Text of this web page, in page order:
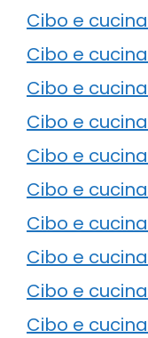
Cibo e
Cibo e
Cibo e
Cibo e
Cibo e
Cibo e
Cibo e
Cibo e
Cibo e
Cibo e